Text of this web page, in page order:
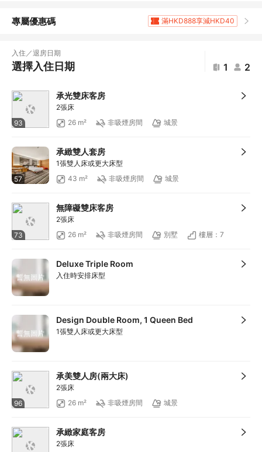
專屬優惠碼
滿HKD888享減HKD40
滿HKD800享減HKD50
滿HKD1,000享減HKD100
滿HKD2,000享減HKD200
滿HKD1,800享減HKD200
入住／退房日期
選擇入住日期 1 2
93
承光雙床客房
2張床
26 m²
非吸煙房間 城景
57
承緻雙人套房
1張雙人床或更大床型
43 m²
非吸煙房間 城景
73
無障礙雙床客房
2張床
26 m²
非吸煙房間 別墅 樓層：7
暫無圖片
Deluxe Triple Room
入住時安排床型
暫無圖片
Design Double Room, 1 Queen Bed
1張雙人床或更大床型
96
承美雙人房(兩大床)
2張床
26 m²
非吸煙房間 城景
承緻家庭客房
2張床